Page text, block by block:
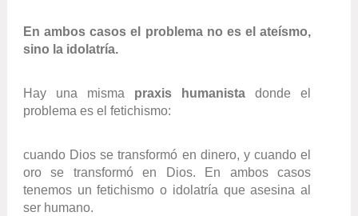
En ambos casos el problema no es el ateísmo,
sino la idolatría.
Hay una misma praxis humanista donde el
problema es el fetichismo:
cuando Dios se transformó en dinero, y cuando el
oro se transformó en Dios. En ambos casos
tenemos un fetichismo o idolatría que asesina al
ser humano.